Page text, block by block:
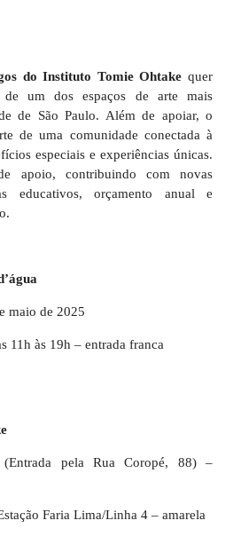
do Instituto Tomie Ohtake quer
um dos espaços de arte mais
de São Paulo. Além de apoiar, o
de uma comunidade conectada à
especiais e experiências únicas.
apoio, contribuindo com novas
educativos, orçamento anual e
maio de 2025
11h às 19h – entrada franca
pela Rua Coropé, 88) –
Faria Lima/Linha 4 – amarela